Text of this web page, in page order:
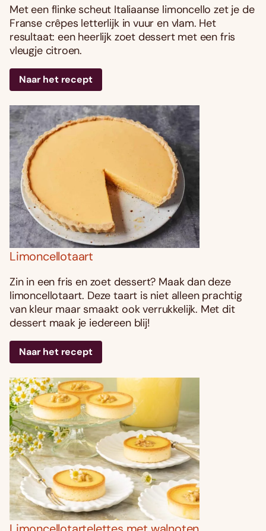
Met een flinke scheut Italiaanse limoncello zet je de
Franse crêpes letterlijk in vuur en vlam. Het
resultaat: een heerlijk zoet dessert met een fris
vleugje citroen.
Naar het recept
Limoncellotaart
Zin in een fris en zoet dessert? Maak dan deze
limoncellotaart. Deze taart is niet alleen prachtig
van kleur maar smaakt ook verrukkelijk. Met dit
dessert maak je iedereen blij!
Naar het recept